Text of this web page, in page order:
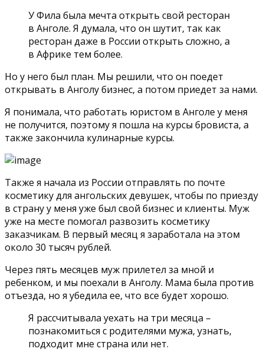
У Фила была мечта открыть свой ресторан
в Анголе. Я думала, что он шутит, так как
ресторан даже в России открыть сложно, а
в Африке тем более.
Но у него был план. Мы решили, что он поедет
открывать в Анголу бизнес, а потом приедет за нами.
Я понимала, что работать юристом в Анголе у меня
не получится, поэтому я пошла на курсы бровиста, а
также закончила кулинарные курсы.
Также я начала из России отправлять по почте
косметику для ангольских девушек, чтобы по приезду
в страну у меня уже был свой бизнес и клиенты. Муж
уже на месте помогал развозить косметику
заказчикам. В первый месяц я заработала на этом
около 30 тысяч рублей.
Через пять месяцев муж прилетел за мной и
ребенком, и мы поехали в Анголу. Мама была против
отъезда, но я убедила ее, что все будет хорошо.
Я рассчитывала уехать на три месяца –
познакомиться с родителями мужа, узнать,
подходит мне страна или нет.